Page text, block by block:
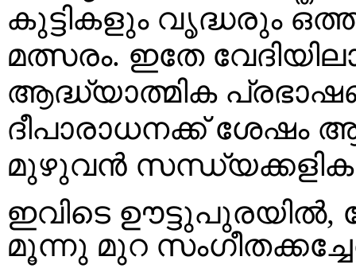
കുട്ടികളും വൃദ്ധരും
മത്സരം. ഇതേ
ആദ്ധ്യാത്മിക
ദീപാരാധനക്ക് ശേഷം
മുഴുവൻ
ഇവിടെ ഊട്ടുപുരയിൽ,
മൂന്നു മുറ